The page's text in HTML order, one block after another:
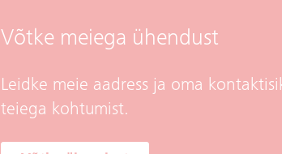
Võtke meiega ühendust
Leidke meie aadress ja oma
teiega kohtumist.